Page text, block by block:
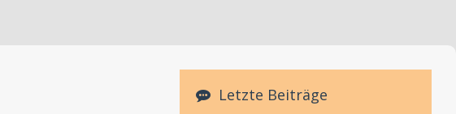
Letzte Beiträge